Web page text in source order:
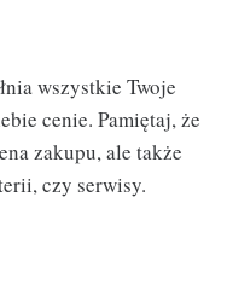
wszystkie Twoje
cenie. Pamiętaj, że
zakupu, ale także
czy serwisy.